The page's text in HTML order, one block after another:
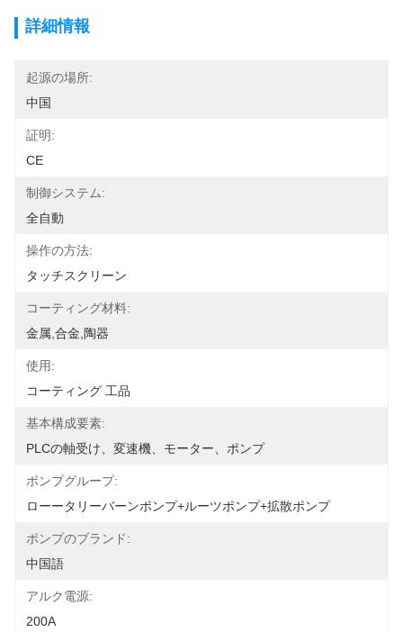
詳細情報
起源の場所:
中国
証明:
CE
制御システム:
全自動
操作の方法:
タッチスクリーン
コーティング材料:
金属,合金,陶器
使用:
コーティング 工品
基本構成要素:
PLCの軸受け、変速機、モーター、ポンプ
ポンプグループ:
ローータリーバーンポンプ+ルーツポンプ+拡散ポンプ
ポンプのブランド:
中国語
アルク電源:
200A